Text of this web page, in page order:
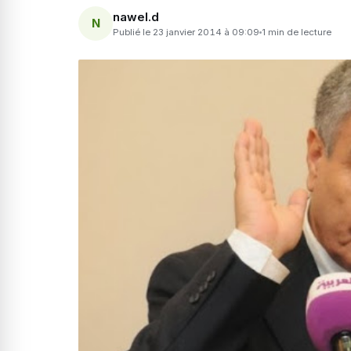
N nawel.d
Publié le 23 janvier 2014 à 09:09 1 min de lecture